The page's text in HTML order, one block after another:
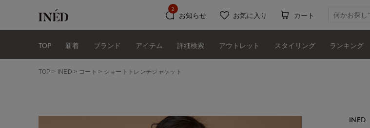
お知らせ
2
お気に入り カート
TOP 新着 ブランド アイテム 詳細検索 アウトレット スタイリング ランキング
TOP INED コート ショートトレンチジャケット
INED